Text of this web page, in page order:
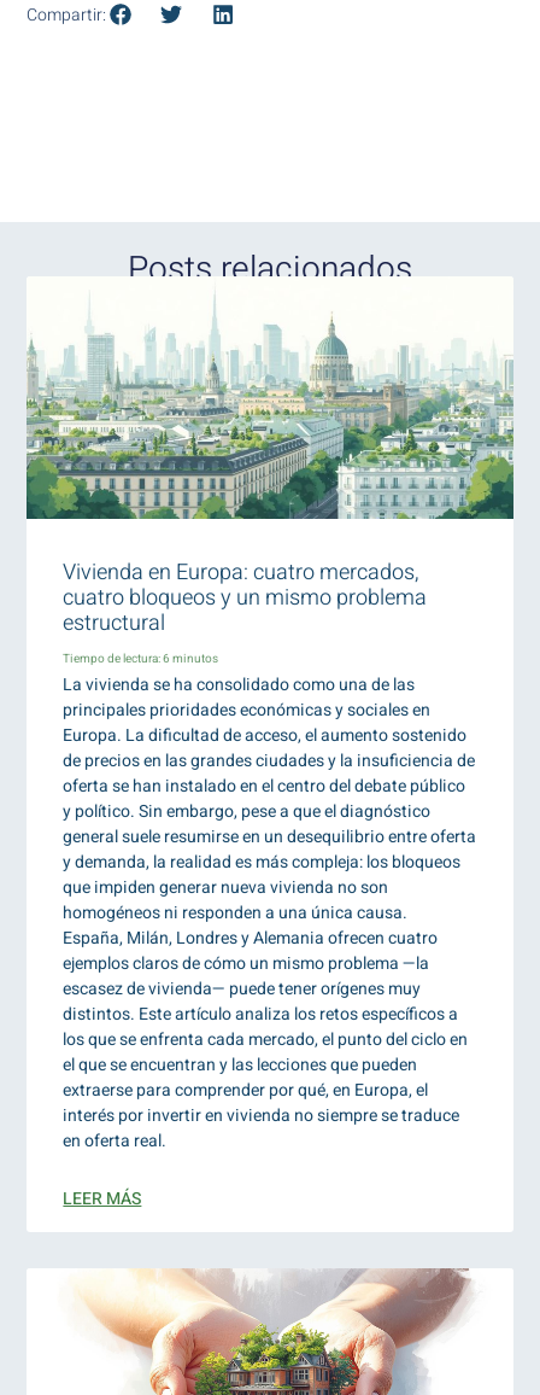
Compartir:
Posts relacionados
Vivienda en Europa: cuatro mercados,
cuatro bloqueos y un mismo problema
estructural
Tiempo de lectura:6 minutos
La vivienda se ha consolidado como una de las
principales prioridades económicas y sociales en
Europa. La dificultad de acceso, el aumento sostenido
de precios en las grandes ciudades y la insuficiencia de
oferta se han instalado en el centro del debate público
y político. Sin embargo, pese a que el diagnóstico
general suele resumirse en un desequilibrio entre oferta
y demanda, la realidad es más compleja: los bloqueos
que impiden generar nueva vivienda no son
homogéneos ni responden a una única causa.
España, Milán, Londres y Alemania ofrecen cuatro
ejemplos claros de cómo un mismo problema —la
escasez de vivienda— puede tener orígenes muy
distintos. Este artículo analiza los retos específicos a
los que se enfrenta cada mercado, el punto del ciclo en
el que se encuentran y las lecciones que pueden
extraerse para comprender por qué, en Europa, el
interés por invertir en vivienda no siempre se traduce
en oferta real.
LEER MÁS